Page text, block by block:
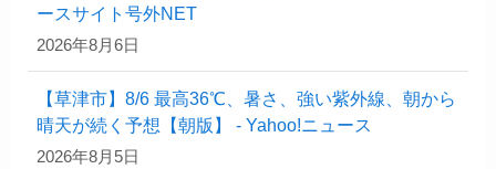
ースサイト号外NET
2026年8月6日
【草津市】8/6 最高36℃、暑さ、強い紫外線、朝から
晴天が続く予想【朝版】 - Yahoo!ニュース
2026年8月5日